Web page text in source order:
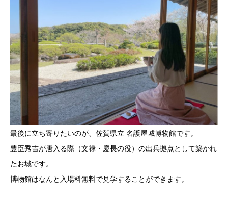
最後に立ち寄りたいのが、佐賀県立 名護屋城博物館です。
豊臣秀吉が唐入る際（文禄・慶長の役）の出兵拠点として築かれ
たお城です。
博物館はなんと入場料無料で見学することができます。